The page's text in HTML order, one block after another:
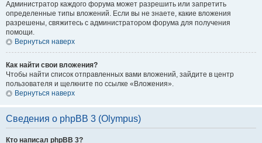
Администратор каждого форума может разрешить или запретить
определенные типы вложений. Если вы не знаете, какие вложения
разрешены, свяжитесь с администратором форума для получения
помощи.
Вернуться наверх
Как найти свои вложения?
Чтобы найти список отправленных вами вложений, зайдите в центр
пользователя и щелкните по ссылке «Вложения».
Вернуться наверх
Сведения о phpBB 3 (Olympus)
Кто написал phpBB 3?